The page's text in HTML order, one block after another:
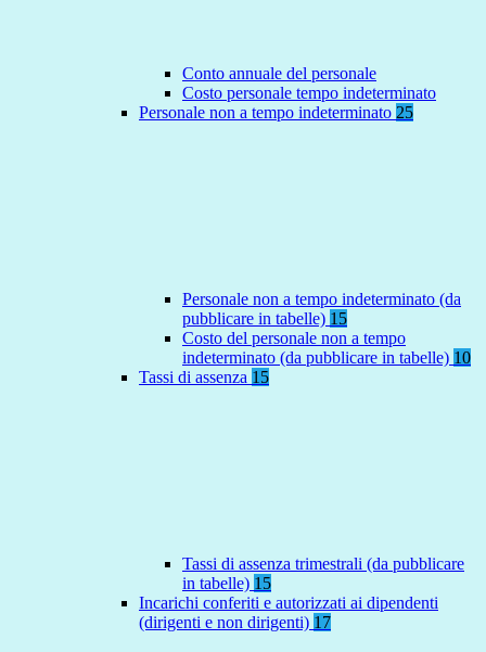
Conto annuale del personale
Costo personale tempo indeterminato
Personale non a tempo indeterminato 25
Personale non a tempo indeterminato (da
pubblicare in tabelle) 15
Costo del personale non a tempo
indeterminato (da pubblicare in tabelle) 10
Tassi di assenza 15
Tassi di assenza trimestrali (da pubblicare
in tabelle) 15
Incarichi conferiti e autorizzati ai dipendenti
(dirigenti e non dirigenti) 17